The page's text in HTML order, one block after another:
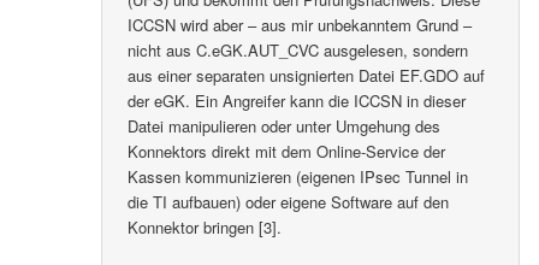
ICCSN wird aber – aus mir unbekanntem Grund –
nicht aus C.eGK.AUT_CVC ausgelesen, sondern
aus einer separaten unsignierten Datei EF.GDO auf
der eGK. Ein Angreifer kann die ICCSN in dieser
Datei manipulieren oder unter Umgehung des
Konnektors direkt mit dem Online-Service der
Kassen kommunizieren (eigenen IPsec Tunnel in
die TI aufbauen) oder eigene Software auf den
Konnektor bringen [3].